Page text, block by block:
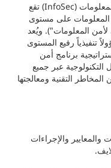
السلطة والمسؤولية عن إدارة برنامج أمن المعلومات (InfoSec) تقع
المعلومات على مستوى
لأمن المعلومات"). ويُعد
تنفيذياً رفيع المستوى
برنامج أمن
عبر جميع
التقنية ومعالجتها
والإجراءات